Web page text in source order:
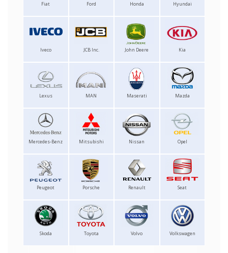
Fiat Ford Honda Hyundai
Iveco JCB Inc. John Deere Kia
Lexus MAN Maserati Mazda
Mercedes-Benz Mitsubishi Nissan Opel
Peugeot Porsche Renault Seat
Skoda Toyota Volvo Volkswagen